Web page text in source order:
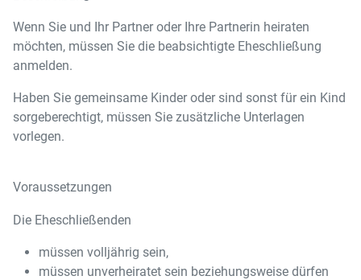
Wenn Sie und Ihr Partner oder Ihre Partnerin heiraten
möchten, müssen Sie die beabsichtigte Eheschließung
anmelden.
Haben Sie gemeinsame Kinder oder sind sonst für ein Kind
sorgeberechtigt, müssen Sie zusätzliche Unterlagen
vorlegen.
Voraussetzungen
Die Eheschließenden
müssen volljährig sein,
müssen unverheiratet sein beziehungsweise dürfen